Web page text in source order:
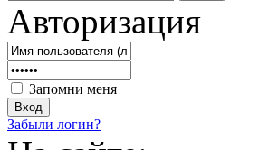
Авторизация
Запомни меня
Забыли логин?